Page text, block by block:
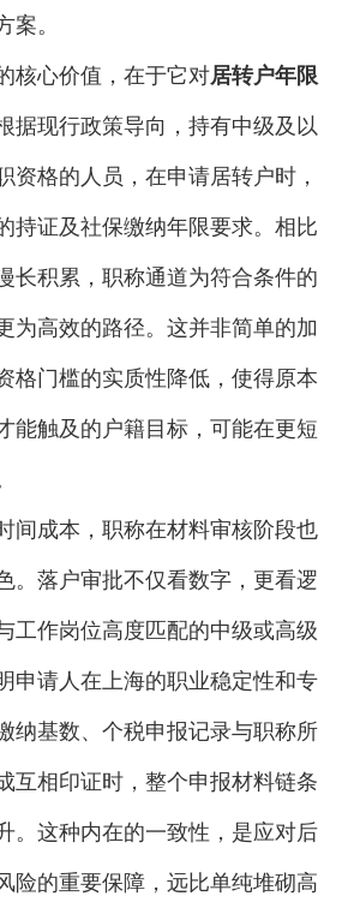
案。
心价值，在于它对居转户年限
据现行政策导向，持有中级及以
资格的人员，在申请居转户时，
持证及社保缴纳年限要求。相比
长积累，职称通道为符合条件的
为高效的路径。这并非简单的加
格门槛的实质性降低，使得原本
能触及的户籍目标，可能在更短
成本，职称在材料审核阶段也
。落户审批不仅看数字，更看逻
工作岗位高度匹配的中级或高级
申请人在上海的职业稳定性和专
纳基数、个税申报记录与职称所
互相印证时，整个申报材料链条
。这种内在的一致性，是应对后
险的重要保障，远比单纯堆砌高